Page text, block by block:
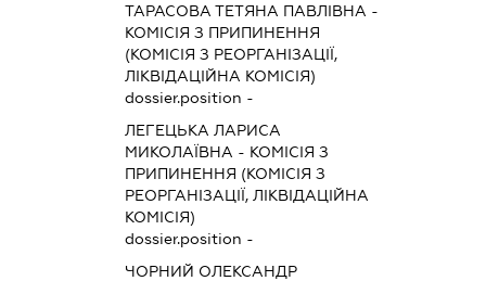
ТАРАСОВА ТЕТЯНА ПАВЛІВНА -
КОМІСІЯ З ПРИПИНЕННЯ
(КОМІСІЯ З РЕОРГАНІЗАЦІЇ,
ЛІКВІДАЦІЙНА КОМІСІЯ)
dossier.position -
ЛЕГЕЦЬКА ЛАРИСА
МИКОЛАЇВНА - КОМІСІЯ З
ПРИПИНЕННЯ (КОМІСІЯ З
РЕОРГАНІЗАЦІЇ, ЛІКВІДАЦІЙНА
КОМІСІЯ)
dossier.position -
ЧОРНИЙ ОЛЕКСАНДР